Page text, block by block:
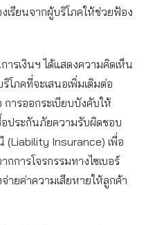
เรียนจากผู้บริโภคให้ช่วยฟ้อง
รเงินฯ ได้แสดงความคิดเห็น
โภคที่จะเสนอเพิ่มเติมต่อ
การออกระเบียบบังคับให้
ประกันภัยความรับผิดชอบ
Insurance) เพื่อ
การโจรกรรมทางไซเบอร์
ยค่าความเสียหายให้ลูกค้า